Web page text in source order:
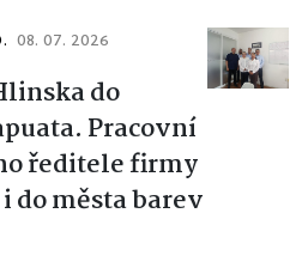
08. 07. 2026
do
Pracovní
ředitele firmy
do města barev